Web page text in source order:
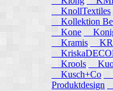
KnollTextiles
Kollektion
Kone
Kramis
Krools
Kusch+Co
Produktdesign